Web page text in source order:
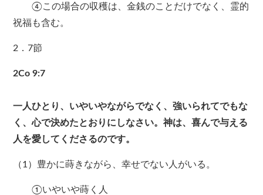
④この場合の収穫は、金銭のことだけでなく、霊的
祝福も含む。
2．7節
2Co 9:7
一人ひとり、いやいやながらでなく、強いられてでもな
く、心で決めたとおりにしなさい。神は、喜んで与える
人を愛してくださるのです。
（1）豊かに蒔きながら、幸せでない人がいる。
①いやいや蒔く人